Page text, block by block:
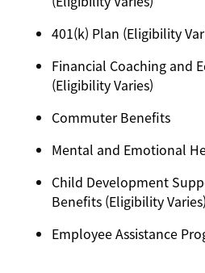
401(k) Plan (Eligibility
Financial Coaching and
(Eligibility Varies)
Commuter Benefits
Mental and Emotional
Child Development
Benefits (Eligibility Varies)
Employee Assistance